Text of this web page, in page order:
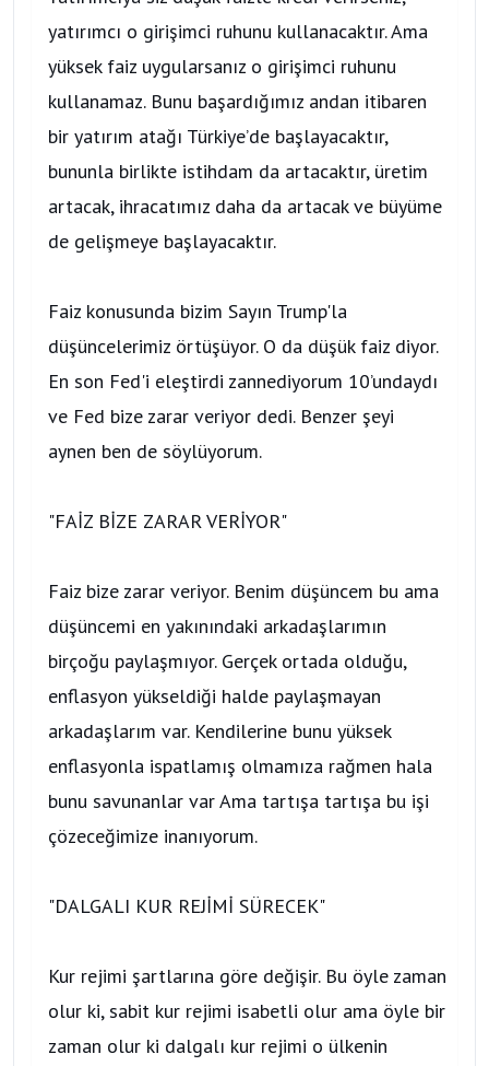
yatırımcı o girişimci ruhunu kullanacaktır. Ama
yüksek faiz uygularsanız o girişimci ruhunu
kullanamaz. Bunu başardığımız andan itibaren
bir yatırım atağı Türkiye’de başlayacaktır,
bununla birlikte istihdam da artacaktır, üretim
artacak, ihracatımız daha da artacak ve büyüme
de gelişmeye başlayacaktır.
Faiz konusunda bizim Sayın Trump'la
düşüncelerimiz örtüşüyor. O da düşük faiz diyor.
En son Fed'i eleştirdi zannediyorum 10’undaydı
ve Fed bize zarar veriyor dedi. Benzer şeyi
aynen ben de söylüyorum.
"FAİZ BİZE ZARAR VERİYOR"
Faiz bize zarar veriyor. Benim düşüncem bu ama
düşüncemi en yakınındaki arkadaşlarımın
birçoğu paylaşmıyor. Gerçek ortada olduğu,
enflasyon yükseldiği halde paylaşmayan
arkadaşlarım var. Kendilerine bunu yüksek
enflasyonla ispatlamış olmamıza rağmen hala
bunu savunanlar var Ama tartışa tartışa bu işi
çözeceğimize inanıyorum.
"DALGALI KUR REJİMİ SÜRECEK"
Kur rejimi şartlarına göre değişir. Bu öyle zaman
olur ki, sabit kur rejimi isabetli olur ama öyle bir
zaman olur ki dalgalı kur rejimi o ülkenin